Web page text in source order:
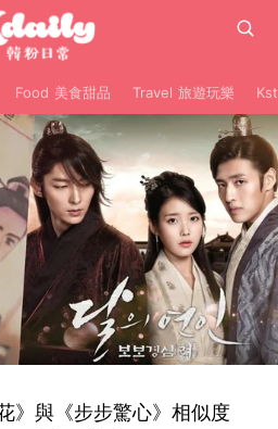
Food 美食甜品 Travel 旅遊玩樂
》與《步步驚心》相似度